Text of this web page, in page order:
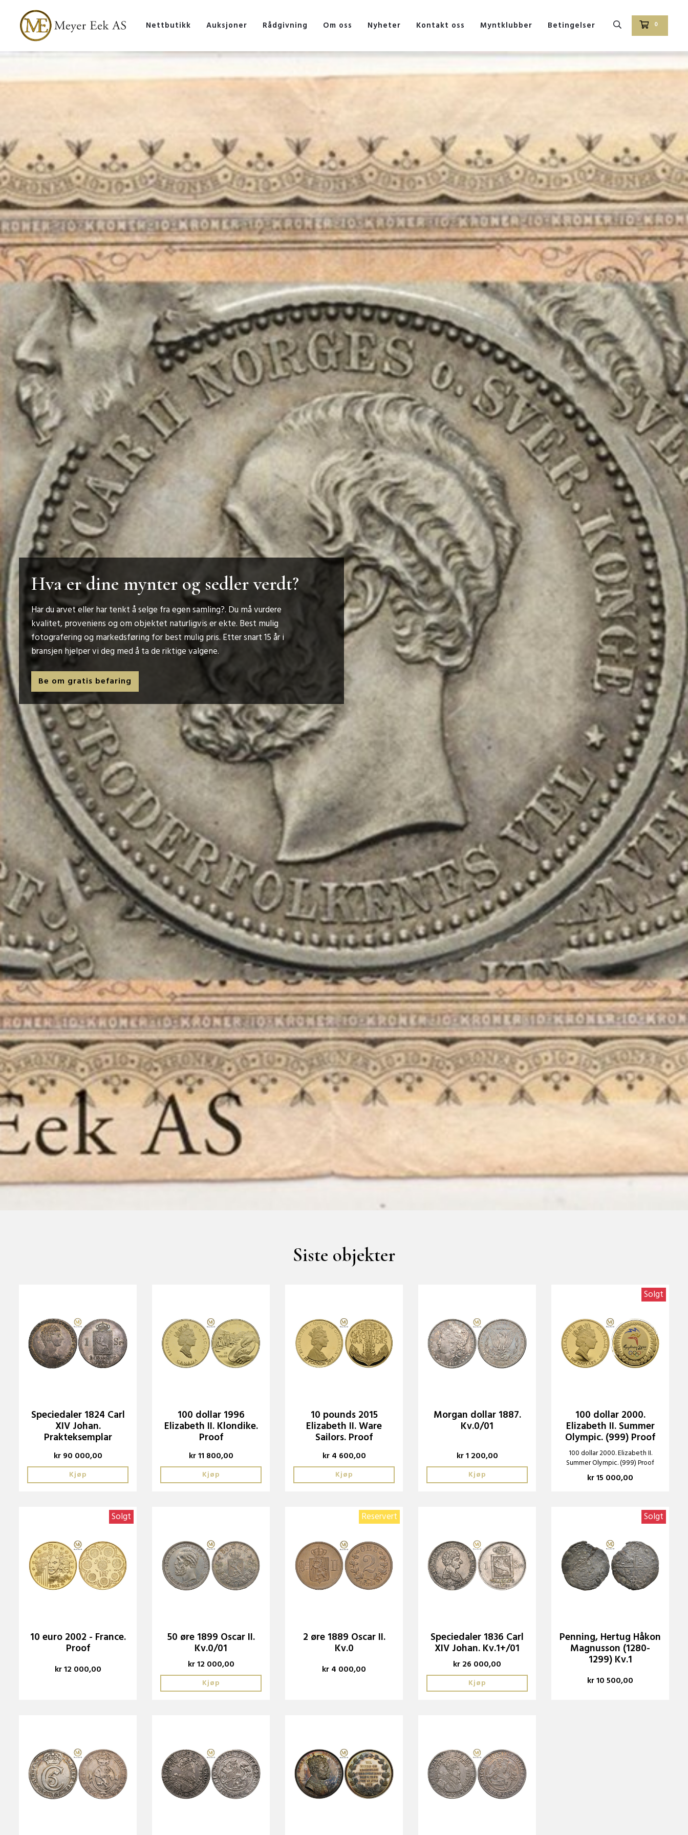
Nettbutikk Auksjoner Rådgivning Om oss Nyheter Kontakt oss Myntklubber Betingelser 0
Hva er dine mynter og sedler verdt?
Har du arvet eller har tenkt å selge fra egen samling?. Du må vurdere
kvalitet, proveniens og om objektet naturligvis er ekte. Best mulig
fotografering og markedsføring for best mulig pris. Etter snart 15 år i
bransjen hjelper vi deg med å ta de riktige valgene.
Be om gratis befaring
Siste objekter
Speciedaler 1824 Carl
XIV Johan.
Prakteksemplar
kr 90 000,00
Kjøp
100 dollar 1996
Elizabeth II. Klondike.
Proof
kr 11 800,00
Kjøp
10 pounds 2015
Elizabeth II. Ware
Sailors. Proof
kr 4 600,00
Kjøp
Morgan dollar 1887.
Kv.0/01
kr 1 200,00
Kjøp
100 dollar 2000.
Elizabeth II. Summer
Olympic. (999) Proof
100 dollar 2000. Elizabeth II.
Summer Olympic. (999) Proof
kr 15 000,00
Solgt
10 euro 2002 - France.
Proof
kr 12 000,00
Solgt
50 øre 1899 Oscar II.
Kv.0/01
kr 12 000,00
Kjøp
2 øre 1889 Oscar II.
Kv.0
kr 4 000,00
Reservert
Speciedaler 1836 Carl
XIV Johan. Kv.1+/01
kr 26 000,00
Kjøp
Penning, Hertug Håkon
Magnusson (1280-
1299) Kv.1
kr 10 500,00
Solgt